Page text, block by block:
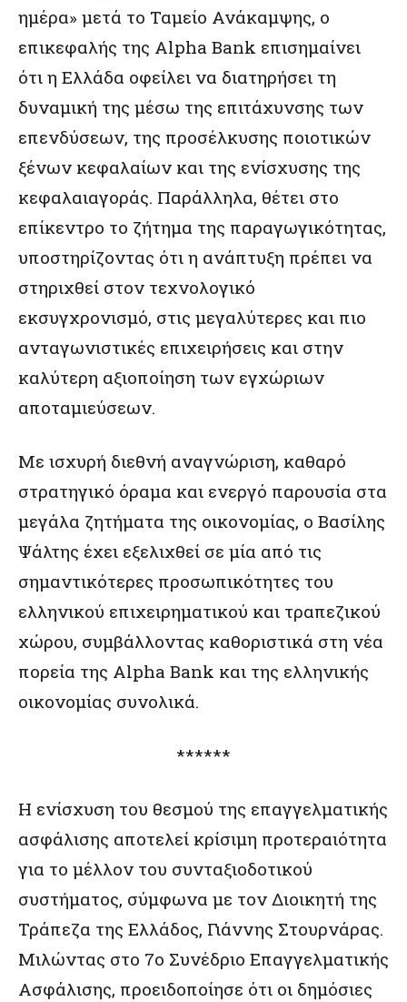
ημέρα» μετά το Ταμείο Ανάκαμψης, ο
επικεφαλής της Alpha Bank επισημαίνει
ότι η Ελλάδα οφείλει να διατηρήσει τη
δυναμική της μέσω της επιτάχυνσης των
επενδύσεων, της προσέλκυσης ποιοτικών
ξένων κεφαλαίων και της ενίσχυσης της
κεφαλαιαγοράς. Παράλληλα, θέτει στο
επίκεντρο το ζήτημα της παραγωγικότητας,
υποστηρίζοντας ότι η ανάπτυξη πρέπει να
στηριχθεί στον τεχνολογικό
εκσυγχρονισμό, στις μεγαλύτερες και πιο
ανταγωνιστικές επιχειρήσεις και στην
καλύτερη αξιοποίηση των εγχώριων
αποταμιεύσεων.
Με ισχυρή διεθνή αναγνώριση, καθαρό
στρατηγικό όραμα και ενεργό παρουσία στα
μεγάλα ζητήματα της οικονομίας, ο Βασίλης
Ψάλτης έχει εξελιχθεί σε μία από τις
σημαντικότερες προσωπικότητες του
ελληνικού επιχειρηματικού και τραπεζικού
χώρου, συμβάλλοντας καθοριστικά στη νέα
πορεία της Alpha Bank και της ελληνικής
οικονομίας συνολικά.
******
Η ενίσχυση του θεσμού της επαγγελματικής
ασφάλισης αποτελεί κρίσιμη προτεραιότητα
για το μέλλον του συνταξιοδοτικού
συστήματος, σύμφωνα με τον Διοικητή της
Τράπεζα της Ελλάδος, Γιάννης Στουρνάρας.
Μιλώντας στο 7ο Συνέδριο Επαγγελματικής
Ασφάλισης, προειδοποίησε ότι οι δημόσιες